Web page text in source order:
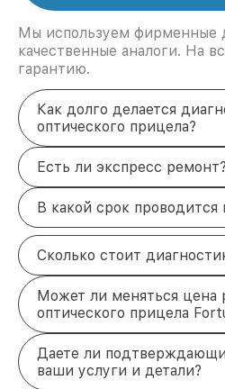
Мы используем фирменные
качественные аналоги. На
гарантию.
Как долго делается
оптического прицела?
Есть ли экспресс ремонт?
В какой срок проводится
Сколько стоит
Может ли меняться цена
оптического прицела
Даете ли
ваши услуги и детали?